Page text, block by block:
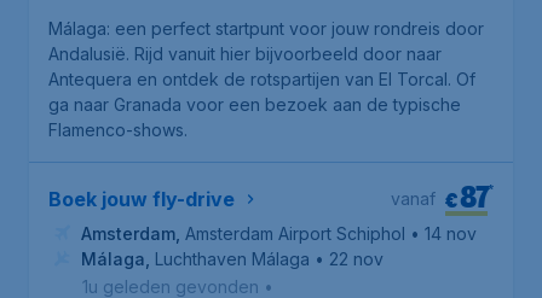
Málaga: een perfect startpunt voor jouw rondreis door
Andalusië. Rijd vanuit hier bijvoorbeeld door naar
Antequera en ontdek de rotspartijen van El Torcal. Of
ga naar Granada voor een bezoek aan de typische
Flamenco-shows.
Boek jouw fly-drive €87*
vanaf
Amsterdam Amsterdam Airport Schiphol • 14 nov
Málaga Luchthaven Málaga • 22 nov
1u geleden gevonden •